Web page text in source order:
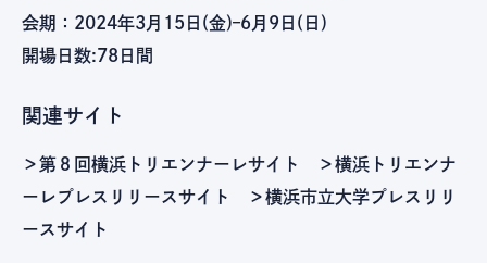
会期：2024年3月15日(金)–6月9日(日)
開場日数:78日間
関連サイト
＞第８回横浜トリエンナーレサイト
＞横浜トリエンナ
ーレプレスリリースサイト
＞横浜市立大学プレスリリ
ースサイト